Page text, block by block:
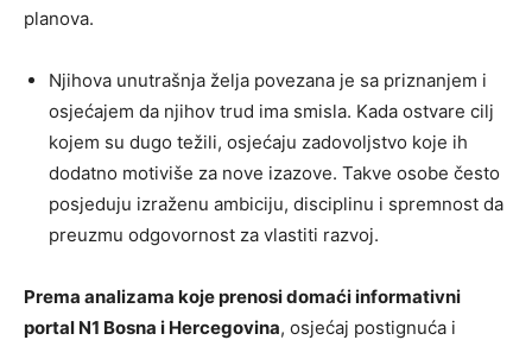
planova.
Njihova unutrašnja želja povezana je sa priznanjem i
osjećajem da njihov trud ima smisla. Kada ostvare cilj
kojem su dugo težili, osjećaju zadovoljstvo koje ih
dodatno motiviše za nove izazove. Takve osobe često
posjeduju izraženu ambiciju, disciplinu i spremnost da
preuzmu odgovornost za vlastiti razvoj.
Prema analizama koje prenosi domaći informativni
portal N1 Bosna i Hercegovina, osjećaj postignuća i